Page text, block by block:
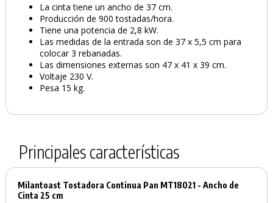
La cinta tiene un ancho de 37 cm.
Producción de 900 tostadas/hora.
Tiene una potencia de 2,8 kW.
Las medidas de la entrada son de 37 x 5,5 cm para
colocar 3 rebanadas.
Las dimensiones externas son 47 x 41 x 39 cm.
Voltaje 230 V.
Pesa 15 kg.
Principales características
Milantoast Tostadora Continua Pan MT18021 - Ancho de
Cinta 25 cm